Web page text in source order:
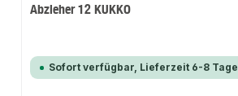
Abzieher 12 KUKKO
Sofort verfügbar, Lieferzeit 6-8 Tage